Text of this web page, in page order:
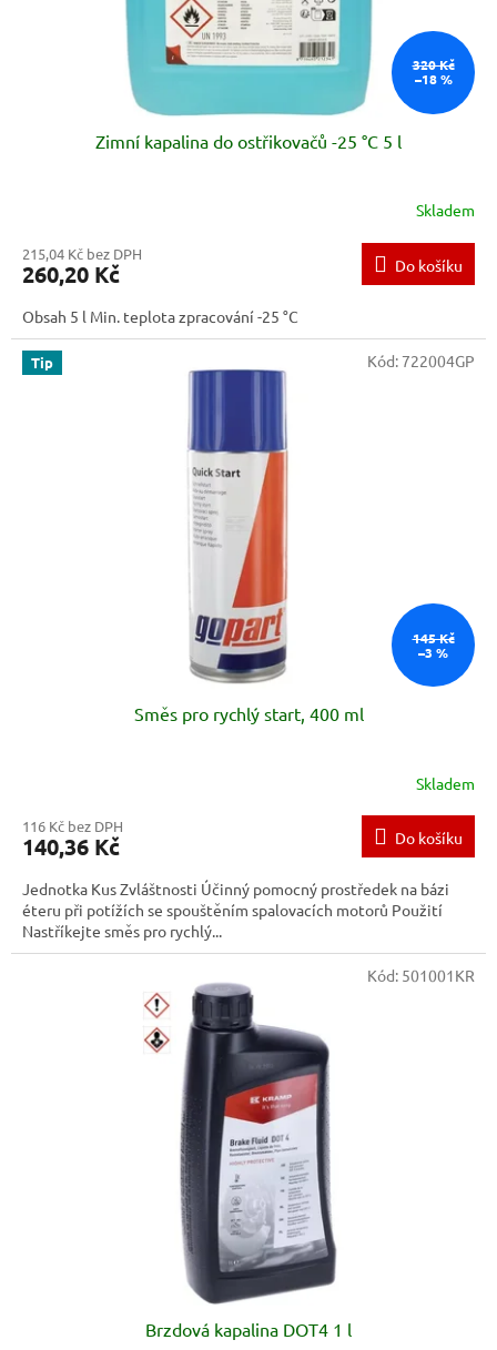
320 Kč
–18 %
Zimní kapalina do ostřikovačů -25 °C 5 l
Skladem
215,04 Kč bez DPH
260,20 Kč Do košíku
Obsah 5 l Min. teplota zpracování -25 °C
Tip
145 Kč
–3 %
Směs pro rychlý start, 400 ml
Skladem
116 Kč bez DPH
140,36 Kč Do košíku
Jednotka Kus Zvláštnosti Účinný pomocný prostředek na bázi
éteru při potížích se spouštěním spalovacích motorů Použití
Nastříkejte směs pro rychlý...
Kód: 722004GP
Brzdová kapalina DOT4 1 l
Kód: 501001KR